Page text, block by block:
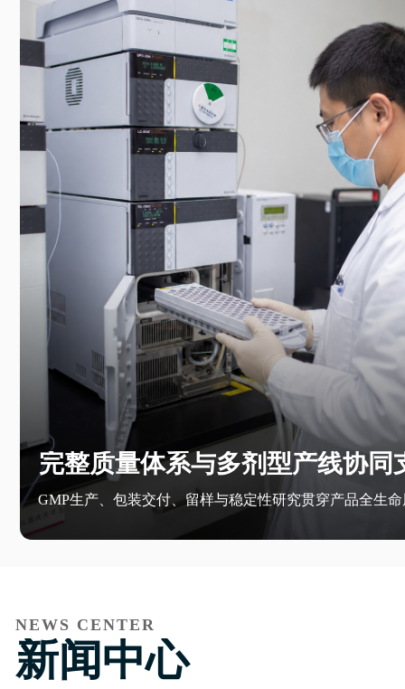
新闻中心
NEWS CENTER
GMP生产、包装交付、留样与稳定性研究贯穿产品全生
完整质量体系与多剂型产线协同